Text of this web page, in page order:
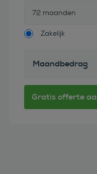
72 maanden
Zakelijk
Maandbedrag